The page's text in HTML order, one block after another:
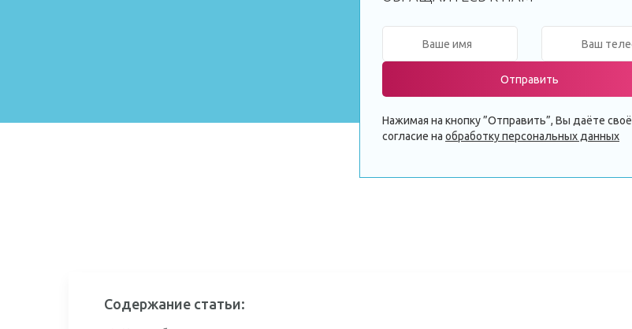
Отправить
Нажимая на кнопку ”Отправить”, Вы даёте своё
согласие на обработку персональных данных
Содержание статьи: